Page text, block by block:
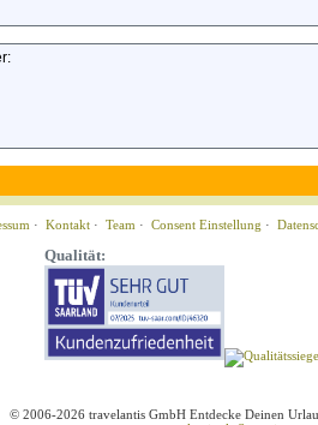
· Kontakt · Team · Consent Einstellung ·
Qualität:
© 2006-2026 travelantis GmbH Entdecke Deinen